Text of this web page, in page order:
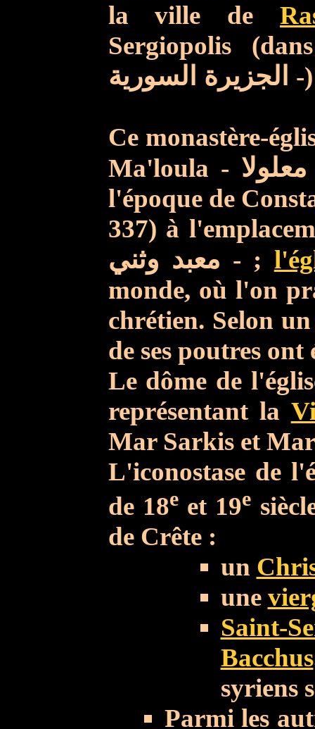
la ville de
Sergiopolis
-
Ce monastère-
Ma'loula -
l'époque de
337) à
معبد وثني - ;
monde, où l'on
chrétien. Selon
de ses poutres ont
Le dôme de
représentant la
Mar Sarkis et
L'iconostase de
de 18eet 19e
de Crête :
un
une
Saint-
Bacchus
syriens
Parmi les